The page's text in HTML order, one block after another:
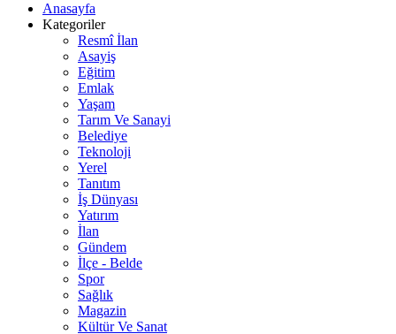
Anasayfa
Kategoriler
Resmî İlan
Asayiş
Eğitim
Emlak
Yaşam
Tarım Ve Sanayi
Belediye
Teknoloji
Yerel
Tanıtım
İş Dünyası
Yatırım
İlan
Gündem
İlçe - Belde
Spor
Sağlık
Magazin
Kültür Ve Sanat